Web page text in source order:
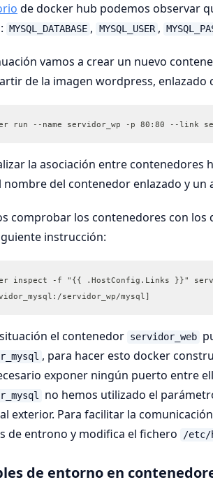
de docker hub podemos observar
MYSQL_DATABASE , MYSQL_USER ,
vamos a crear un nuevo
de la imagen wordpress, enlazado
run --name servidor_wp -p 80:80 --link
la asociación entre contenedores
nombre del contenedor enlazado y
comprobar los contenedores con
instrucción:
inspect -f "{{ .HostConfig.Links }}"
servidor_wp/mysql]
el contenedor servidor_web
, para hacer esto docker
exponer ningún puerto entre
no hemos utilizado el
exterior. Para facilitar la
de entrono y modifica el fichero
/etc/
de entorno en